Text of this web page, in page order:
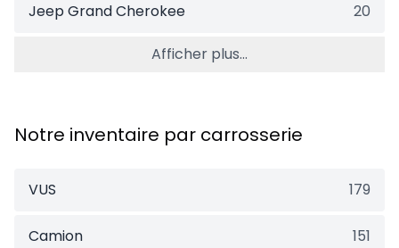
Jeep Grand Cherokee 20
Afficher plus...
Notre inventaire par carrosserie
VUS 179
Camion 151